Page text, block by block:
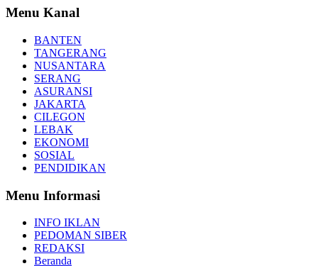
Menu Kanal
BANTEN
TANGERANG
NUSANTARA
SERANG
ASURANSI
JAKARTA
CILEGON
LEBAK
EKONOMI
SOSIAL
PENDIDIKAN
Menu Informasi
INFO IKLAN
PEDOMAN SIBER
REDAKSI
Beranda